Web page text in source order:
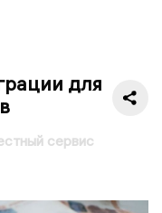
для
сервис